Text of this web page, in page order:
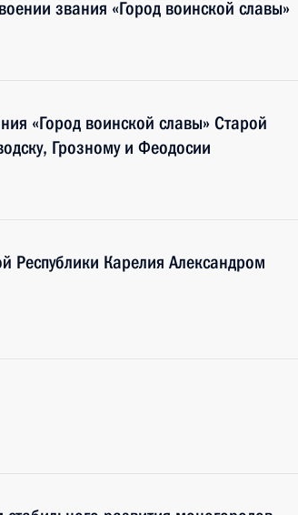
звания «Город воинской славы»
«Город воинской славы» Старой
Грозному и Феодосии
Республики Карелия Александром